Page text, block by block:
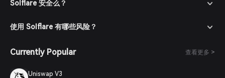
Solflare 安全么？
使用 Solflare 有哪些风险？
Currently Popular 查看更多 >
Uniswap V3